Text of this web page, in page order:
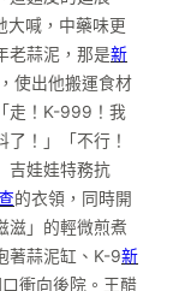
大喊，中藥味更
老蒜泥，那是新
使出他搬運食材
走！K-999！我
！」「不行！
吉娃娃特務抗
的衣領，同時開
滋」的輕微煎煮
著蒜泥缸、K-9新
衝向後院。王醋